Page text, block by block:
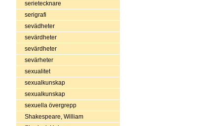
serietecknare
serigrafi
sevädheter
sevärdheter
sevärdheter
sevärheter
sexualitet
sexualkunskap
sexualkunskap
sexuella övergrepp
Shakespeare, William